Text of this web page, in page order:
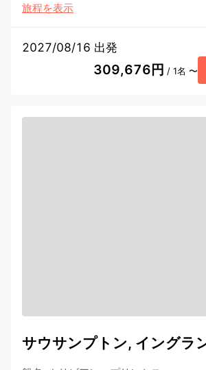
旅程を表示
2027/08/16 出発
309,676円 / 1名 〜
サウサンプトン, イングラ